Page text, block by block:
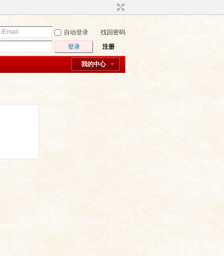
自动登录
找回密码
登录 注册
我的中心